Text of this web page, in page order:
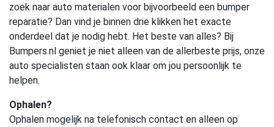
zoek naar auto materialen voor bijvoorbeeld een bumper
reparatie? Dan vind je binnen drie klikken het exacte
onderdeel dat je nodig hebt. Het beste van alles? Bij
Bumpers.nl geniet je niet alleen van de allerbeste prijs, onze
auto specialisten staan ook klaar om jou persoonlijk te
helpen.
Ophalen?
Ophalen mogelijk na telefonisch contact en alleen op